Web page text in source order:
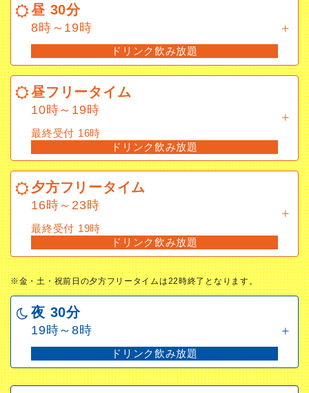
昼フリータイム
10時～19時
最終受付 16時
夕方フリータイム
16時～23時
※金土日祝祝前は16時～22時
最終受付 19時
す。
エンドレスフリータイム
10時～5時
最終受付 21:45
ドリンク飲み放題
昼 30分
8時～19時
ドリンク飲み放題
昼フリータイム
10時～19時
最終受付 16時
ドリンク飲み放題
夕方フリータイム
16時～23時
最終受付 19時
ドリンク飲み放題
※金・土・祝前日の夕方フリータイムは22時終了となります。
夜 30分
19時～8時
ドリンク飲み放題